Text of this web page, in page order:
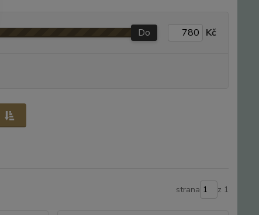
Do Kč
strana z 1